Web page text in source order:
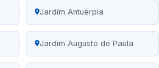
Jardim Antuérpia
Jardim Augusto de Paula